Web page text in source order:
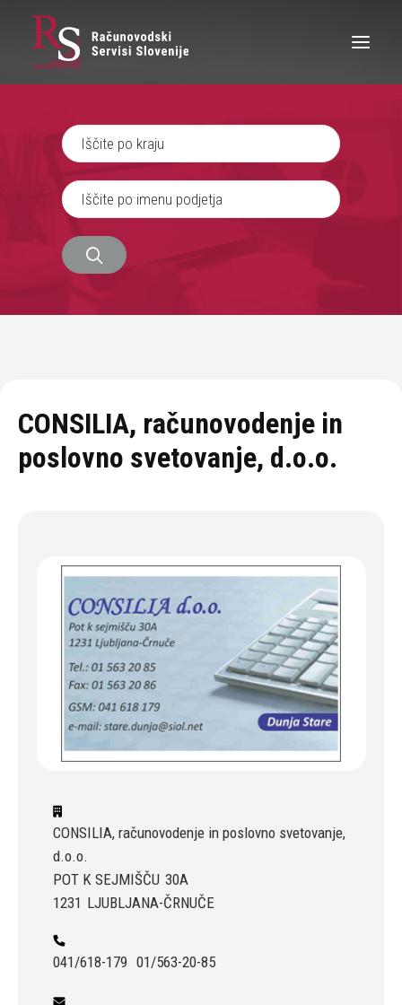
IŠČEM RAČUNOVODJO
SEM RAČUNOVODJA
ZAPOSLITEV
CONSILIA, računovodenje in
poslovno svetovanje, d.o.o.
CONSILIA, računovodenje in poslovno svetovanje,
d.o.o.
POT K SEJMIŠČU 30A
1231 LJUBLJANA-ČRNUČE
041/618-179 01/563-20-85